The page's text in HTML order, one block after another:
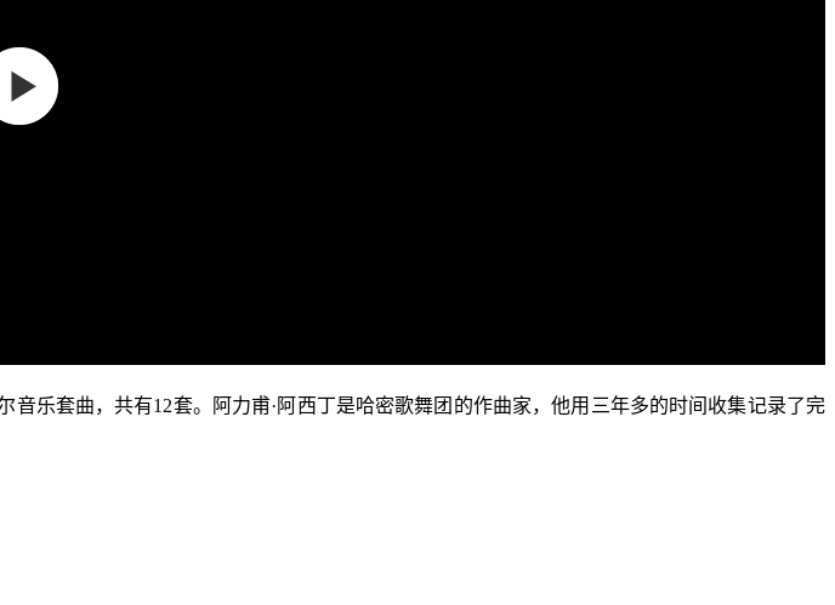
套曲，共有12套。阿力甫·阿西丁是哈密歌舞团的作曲家，他用三年多的时间收集记录了完